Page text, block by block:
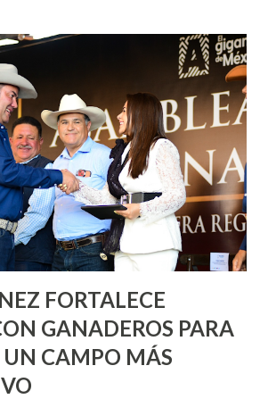
Municipio capital. Leo Montañez
programa se usarán cerca de 90 mil
de pintura, para dar inicio en la calle
F. Elizondo y la calle 22 de Octubre, con
en 66 casas. Posteriormente se
a Villas de Nuestra Señora de la
y Decreto 27 de Septiembre, en
Ojo de Agua, en la comunidad
y en los edificios de...
FORTALECE
GANADEROS PARA
CAMPO MÁS